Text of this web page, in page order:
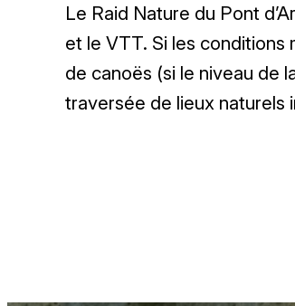
Le Raid Nature du Pont
et le VTT. Si les conditions
de canoës (si le niveau de
traversée de lieux naturels